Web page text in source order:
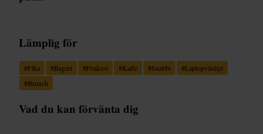
Lämplig för
#Fika #Bageri #Frukost #Kaffe #Snabbt #Laptopvänligt
#Brunch
Vad du kan förvänta dig